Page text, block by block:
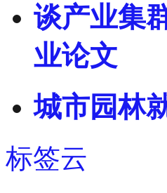
谈产业集
业论文
城市园林
标签云